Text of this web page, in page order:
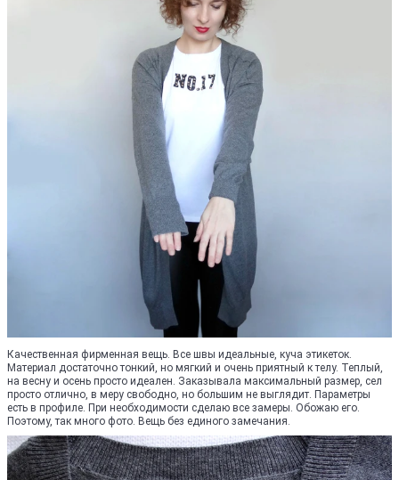
Качественная фирменная вещь. Все швы идеальные, куча этикеток.
Материал достаточно тонкий, но мягкий и очень приятный к телу. Теплый,
на весну и осень просто идеален. Заказывала максимальный размер, сел
просто отлично, в меру свободно, но большим не выглядит. Параметры
есть в профиле. При необходимости сделаю все замеры. Обожаю его.
Поэтому, так много фото. Вещь без единого замечания.